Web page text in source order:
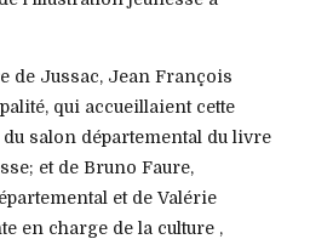
de Jussac, Jean François
qui accueillaient cette
salon départemental du livre
et de Bruno Faure,
et de Valérie
en charge de la culture ,